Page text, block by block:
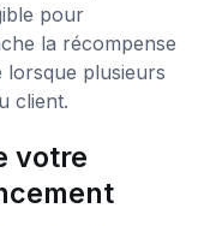
pour
la récompense
plusieurs
client.
votre